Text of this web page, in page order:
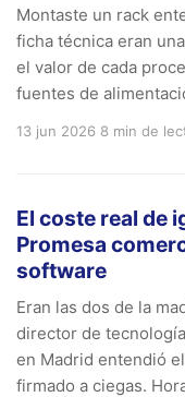
Montaste un rack
ficha técnica eran
el valor de cada
fuentes de
13 jun 2026 8 min de
El coste real de
Promesa
software
Eran las dos de la
director de
en Madrid entendió
firmado a ciegas.